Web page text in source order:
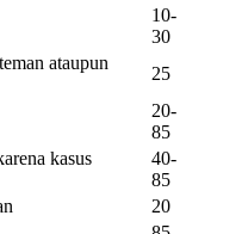
10-
30
ataupun
25
20-
85
kasus
40-
85
20